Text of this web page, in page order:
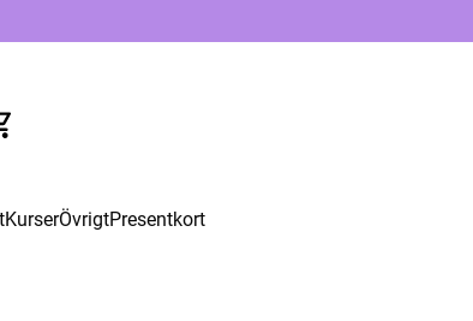
KurserÖvrigtPresentkort